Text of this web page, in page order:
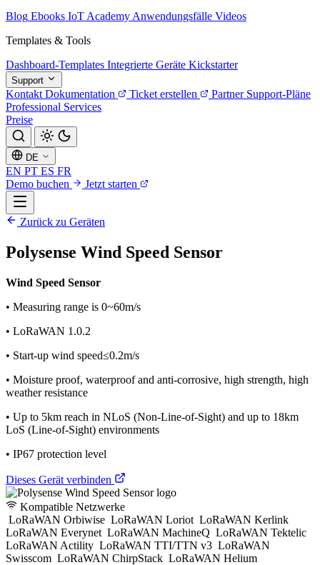
Blog Ebooks IoT Academy Anwendungsfälle Videos
Templates & Tools
Dashboard-Templates Integrierte Geräte Kickstarter
Support
Kontakt Dokumentation Ticket erstellen Partner Support-Pläne
Professional Services
Preise
DE
EN PT ES FR
Demo buchen
Jetzt starten
Zurück zu Geräten
Polysense Wind Speed Sensor
Wind Speed Sensor
• Measuring range is 0~60m/s
• LoRaWAN 1.0.2
• Start-up wind speed≤0.2m/s
• Moisture proof, waterproof and anti-corrosive, high strength, high
weather resistance
• Up to 5km reach in NLoS (Non-Line-of-Sight) and up to 18km
LoS (Line-of-Sight) environments
• IP67 protection level
Dieses Gerät verbinden
Kompatible Netzwerke
LoRaWAN Orbiwise LoRaWAN Loriot LoRaWAN Kerlink
LoRaWAN Everynet LoRaWAN MachineQ LoRaWAN Tektelic
LoRaWAN Actility LoRaWAN TTI/TTN v3 LoRaWAN
Swisscom LoRaWAN ChirpStack LoRaWAN Helium